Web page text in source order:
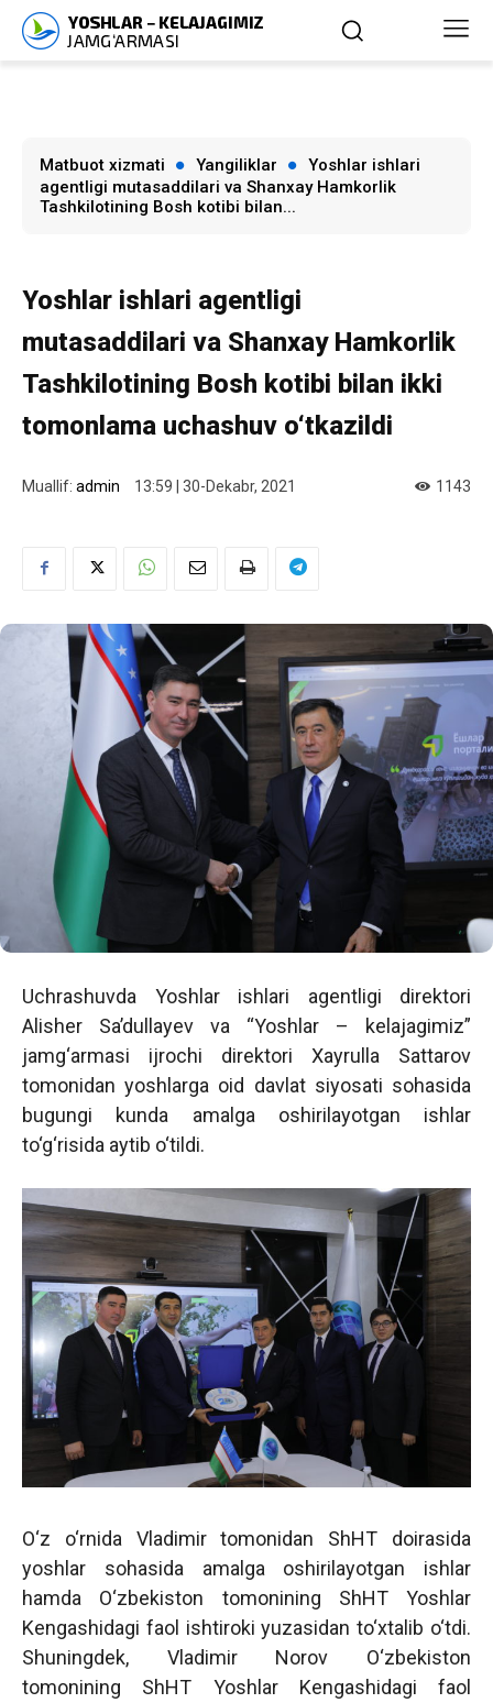
Matbuot xizmati Yangiliklar
Yoshlar ishlari
agentligi mutasaddilari va Shanxay Hamkorlik
Tashkilotining Bosh kotibi bilan...
Yoshlar ishlari agentligi
mutasaddilari va Shanxay Hamkorlik
Tashkilotining Bosh kotibi bilan ikki
tomonlama uchashuv o‘tkazildi
Muallif: admin 13:59 | 30-Dekabr, 2021 1143
Uchrashuvda Yoshlar ishlari agentligi direktori
Alisher Sa’dullayev va “Yoshlar – kelajagimiz”
jamg‘armasi ijrochi direktori Xayrulla Sattarov
tomonidan yoshlarga oid davlat siyosati sohasida
bugungi kunda amalga oshirilayotgan ishlar
to‘g‘risida aytib o‘tildi.
O‘z o‘rnida Vladimir tomonidan ShHT doirasida
yoshlar sohasida amalga oshirilayotgan ishlar
hamda O‘zbekiston tomonining ShHT Yoshlar
Kengashidagi faol ishtiroki yuzasidan to‘xtalib o‘tdi.
Shuningdek, Vladimir Norov O‘zbekiston
tomonining ShHT Yoshlar Kengashidagi faol